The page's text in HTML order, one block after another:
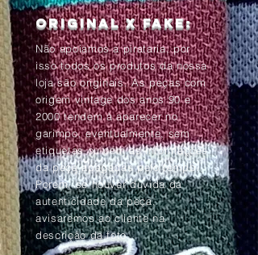
Original x Fake:
Não apoiamos a pirataria, por
isso todos os produtos da nossa
loja são originais. As peças com
origem vintage dos anos 90 e
2000 tendem à aparecer no
garimpo, eventualmente, sem
etiquetas ou com as informações
da peça apagadas pelo tempo.
Porém, se houver dúvida da
autenticidade da peça,
avisaremos ao cliente na
descrição da foto.